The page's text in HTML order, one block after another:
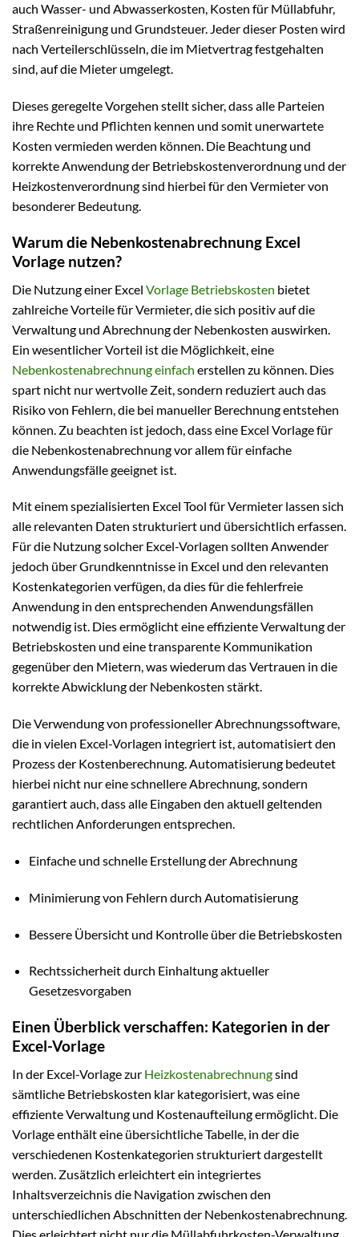
auch Wasser- und Abwasserkosten, Kosten für Müllabfuhr,
Straßenreinigung und Grundsteuer. Jeder dieser Posten wird
nach Verteilerschlüsseln, die im Mietvertrag festgehalten
sind, auf die Mieter umgelegt.
Dieses geregelte Vorgehen stellt sicher, dass alle Parteien
ihre Rechte und Pflichten kennen und somit unerwartete
Kosten vermieden werden können. Die Beachtung und
korrekte Anwendung der Betriebskostenverordnung und der
Heizkostenverordnung sind hierbei für den Vermieter von
besonderer Bedeutung.
Warum die Nebenkostenabrechnung Excel
Vorlage nutzen?
Die Nutzung einer Excel Vorlage Betriebskosten bietet
zahlreiche Vorteile für Vermieter, die sich positiv auf die
Verwaltung und Abrechnung der Nebenkosten auswirken.
Ein wesentlicher Vorteil ist die Möglichkeit, eine
Nebenkostenabrechnung einfach erstellen zu können. Dies
spart nicht nur wertvolle Zeit, sondern reduziert auch das
Risiko von Fehlern, die bei manueller Berechnung entstehen
können. Zu beachten ist jedoch, dass eine Excel Vorlage für
die Nebenkostenabrechnung vor allem für einfache
Anwendungsfälle geeignet ist.
Mit einem spezialisierten Excel Tool für Vermieter lassen sich
alle relevanten Daten strukturiert und übersichtlich erfassen.
Für die Nutzung solcher Excel-Vorlagen sollten Anwender
jedoch über Grundkenntnisse in Excel und den relevanten
Kostenkategorien verfügen, da dies für die fehlerfreie
Anwendung in den entsprechenden Anwendungsfällen
notwendig ist. Dies ermöglicht eine effiziente Verwaltung der
Betriebskosten und eine transparente Kommunikation
gegenüber den Mietern, was wiederum das Vertrauen in die
korrekte Abwicklung der Nebenkosten stärkt.
Die Verwendung von professioneller Abrechnungssoftware,
die in vielen Excel-Vorlagen integriert ist, automatisiert den
Prozess der Kostenberechnung. Automatisierung bedeutet
hierbei nicht nur eine schnellere Abrechnung, sondern
garantiert auch, dass alle Eingaben den aktuell geltenden
rechtlichen Anforderungen entsprechen.
Einfache und schnelle Erstellung der Abrechnung
Minimierung von Fehlern durch Automatisierung
Bessere Übersicht und Kontrolle über die Betriebskosten
Rechtssicherheit durch Einhaltung aktueller
Gesetzesvorgaben
Einen Überblick verschaffen: Kategorien in der
Excel-Vorlage
In der Excel-Vorlage zur Heizkostenabrechnungsind
sämtliche Betriebskosten klar kategorisiert, was eine
effiziente Verwaltung und Kostenaufteilung ermöglicht. Die
Vorlage enthält eine übersichtliche Tabelle, in der die
verschiedenen Kostenkategorien strukturiert dargestellt
werden. Zusätzlich erleichtert ein integriertes
Inhaltsverzeichnis die Navigation zwischen den
unterschiedlichen Abschnitten der Nebenkostenabrechnung.